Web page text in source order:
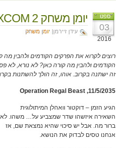
ספט
03
2016
יומן משחק XCOM 2, פרק 7: יחי המלך
עידן זיירמן| יומן משחק
רוצים לקרוא את הפרקים הקודמים ולהבין מה
הקודמים ולהבין מה קורה כאן? לא נורא, לא
זה ישתנה בקרוב. אוהו, זה הולך להשתנות
11/5/2035, Operation Regal Beast
הגיע הזמן – דוקטור וואהלן המיתולוגית
השאירה איזשהו שדר שמצביע על… משהו. לא
ברור מה. אבל יש סיכוי שהיא נמצאת שם, אז
אנחנו טסים לבדוק את הנושא.